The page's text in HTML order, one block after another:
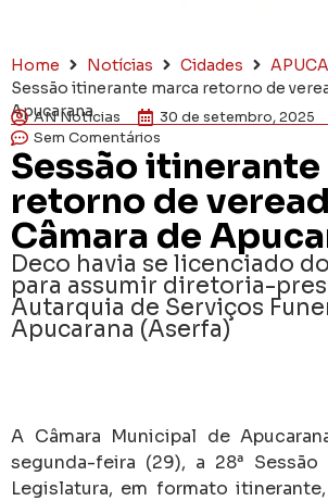
Home Notícias Cidades
Sessão itinerante marca retorno de
Apucarana
AN Notícias 30 de setembro, 2025
Sem Comentários
Sessão itinerante
retorno de
Câmara de
Deco havia se licenciado
para assumir diretoria-
Autarquia de Serviços
Apucarana (Aserfa)
A Câmara Municipal de
segunda-feira (29), a 28ª Sessão
Legislatura, em formato